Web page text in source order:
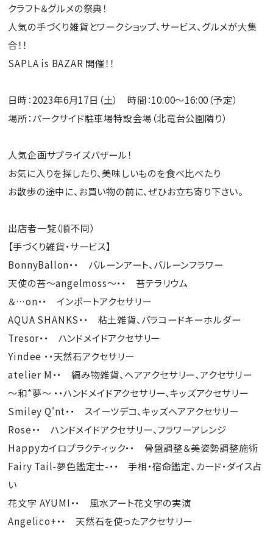
クラフト＆グルメの祭典！
人気の手づくり雑貨とワークショップ、サービス、グルメが大集
合！！
SAPLA is BAZAR 開催！！
日時：2023年6月17日（土） 時間：10:00～16:00（予定）
場所：パークサイド駐車場特設会場（北竜台公園隣り）
人気企画サプライズバザール！
お気に入りを探したり、美味しいものを食べ比べたり
お散歩の途中に、お買い物の前に、ぜひお立ち寄り下さい。
出店者一覧（順不同）
【手づくり雑貨・サービス】
BonnyBallon・・ バルーンアート、バルーンフラワー
天使の苔～angelmoss～・・ 苔テラリウム
＆…on・・ インポートアクセサリー
AQUA SHANKS・・ 粘土雑貨、パラコードキーホルダー
Tresor・・ ハンドメイドアクセサリー
Yindee ・・天然石アクセサリー
atelier M・・ 編み物雑貨、ヘアアクセサリー、アクセサリー
～和*夢～ ・・ハンドメイドアクセサリー、キッズアクセサリー
Smiley Q'nt・・ スイーツデコ、キッズヘアアクセサリー
Rose・・ ハンドメイドアクセサリー、フラワーアレンジ
Happyカイロプラクティック・・ 骨盤調整＆美姿勢調整施術
Fairy Tail-夢色鑑定士-・・ 手相・宿命鑑定、カード・ダイス占
い
花文字 AYUMI・・ 風水アート花文字の実演
Angelico+・・ 天然石を使ったアクセサリー